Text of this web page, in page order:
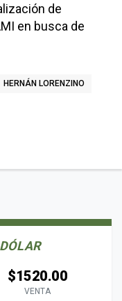
de
en busca de
HERNÁN LORENZINO
$1520.00
VENTA